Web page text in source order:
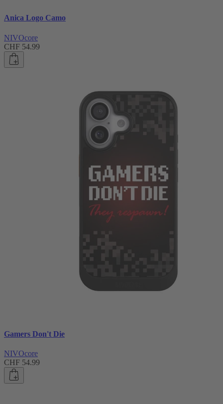
Anica Logo Camo
NIVOcore
CHF 54.99
Gamers Don't Die
NIVOcore
CHF 54.99